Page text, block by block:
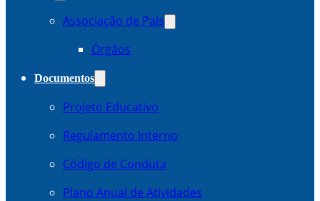
Associação de Pais
Órgãos
Documentos
Projeto Educativo
Regulamento Interno
Código de Conduta
Plano Anual de Atividades